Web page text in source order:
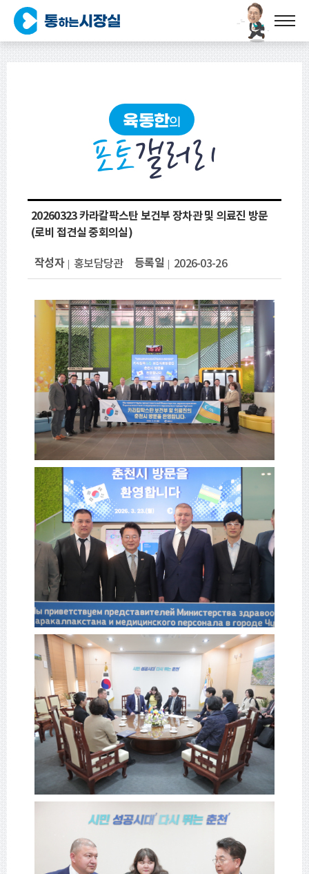
육동한의
포토갤러리
20260323 카라칼팍스탄 보건부 장차관 및 의료진 방문
(로비 접견실 중회의실)
작성자 홍보담당관 등록일 2026-03-26